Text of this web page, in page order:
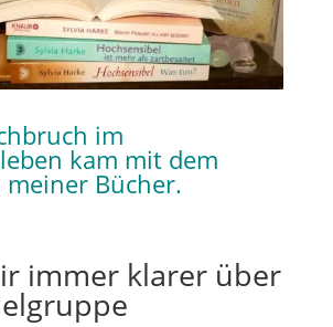
im
kam mit dem
meiner Bücher.
immer klarer über